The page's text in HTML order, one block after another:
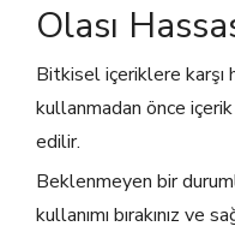
Olası
Bitkisel içeriklere karşı
kullanmadan önce
edilir.
Beklenmeyen bir
kullanımı bırakınız ve